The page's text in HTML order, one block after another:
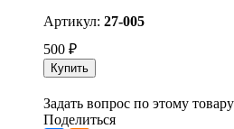
Артикул: 27-005
500 ₽
Купить
Задать вопрос по этому товару
Поделиться